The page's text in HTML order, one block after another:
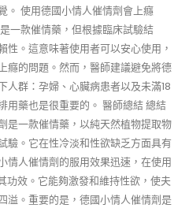
。 使用德國小情人催情劑會上癮
一款催情藥，但根據臨床試驗結
性。這意味著使用者可以安心使用，
癮的問題。然而，醫師建議避免將德
人群：孕婦、心臟病患者以及未滿18
用藥也是很重要的。 醫師總結 總結
是一款催情藥，以純天然植物提取物
驗。它在性冷淡和性欲缺乏方面具有
情人催情劑的服用效果迅速，在使用
功效。它能夠激發和維持性欲，使夫
溢。重要的是，德國小情人催情劑是